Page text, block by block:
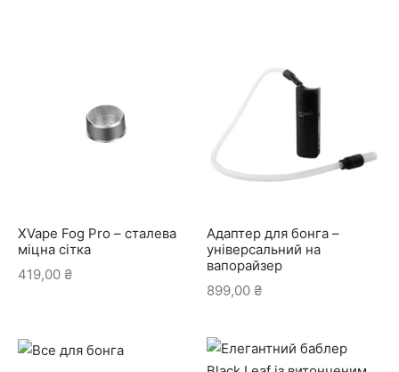
XVape Fog Pro – сталева
міцна сітка
419,00 ₴
Адаптер для бонга –
універсальний на
вапорайзер
899,00 ₴